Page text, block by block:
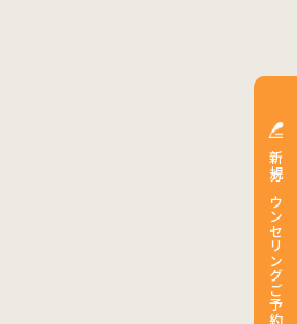
新規カウンセリングご予約